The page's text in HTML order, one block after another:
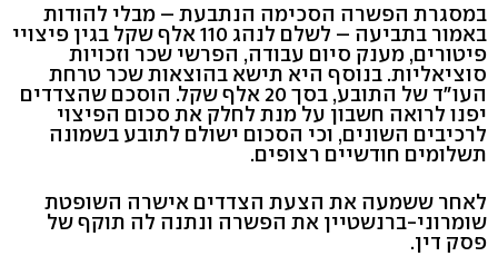
במסגרת הפשרה הסכימה הנתבעת – מבלי להודות
באמור בתביעה – לשלם לנהג 110 אלף שקל בגין פיצויי
פיטורים, מענק סיום עבודה, הפרשי שכר וזכויות
סוציאליות. בנוסף היא תישא בהוצאות שכר טרחת
העו"ד של התובע, בסך 20 אלף שקל. הוסכם שהצדדים
יפנו לרואה חשבון על מנת לחלק את סכום הפיצוי
לרכיבים השונים, וכי הסכום ישולם לתובע בשמונה
תשלומים חודשיים רצופים.
לאחר ששמעה את הצעת הצדדים אישרה השופטת
שומרוני-ברנשטיין את הפשרה ונתנה לה תוקף של
פסק דין.